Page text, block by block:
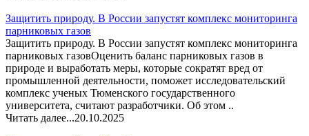
Защитить природу. В России запустят комплекс мониторинга
парниковых газов
Защитить природу. В России запустят комплекс мониторинга
парниковых газовОценить баланс парниковых газов в
природе и выработать меры, которые сократят вред от
промышленной деятельности, поможет исследовательский
комплекс ученых Тюменского государственного
университета, считают разработчики. Об этом ..
Читать далее...20.10.2025